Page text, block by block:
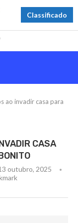
Classificado
ao invadir casa para
CASA
outubro, 2025